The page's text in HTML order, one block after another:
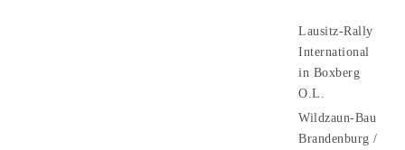
Lausitz-Rally
International
in Boxberg
O.L.
Wildzaun-Bau
Brandenburg /